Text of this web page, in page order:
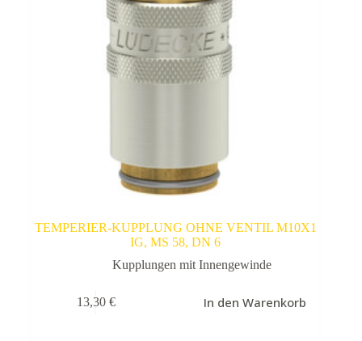
TEMPERIER-KUPPLUNG OHNE VENTIL M10X1
IG, MS 58, DN 6
Kupplungen mit Innengewinde
13,30 € In den Warenkorb